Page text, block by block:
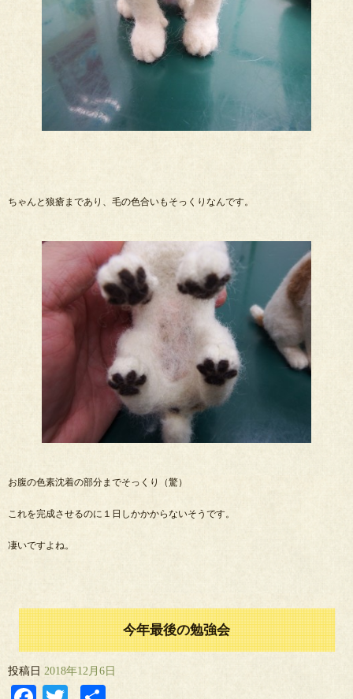
ちゃんと狼瘡まであり、毛の色合いもそっくりなんです。
お腹の色素沈着の部分までそっくり（驚）
これを完成させるのに１日しかかからないそうです。
凄いですよね。
今年最後の勉強会
投稿日 2018年12月6日